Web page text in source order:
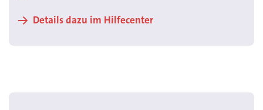
-> Details dazu im Hilfecenter